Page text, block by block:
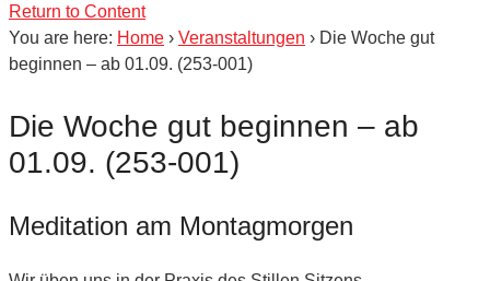
Return to Content
You are here: Home › Veranstaltungen › Die Woche gut
beginnen – ab 01.09. (253-001)
Die Woche gut beginnen – ab
01.09. (253-001)
Meditation am Montagmorgen